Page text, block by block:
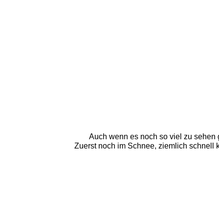
Auch wenn es noch so viel zu
Zuerst noch im Schnee, ziemlich schnell